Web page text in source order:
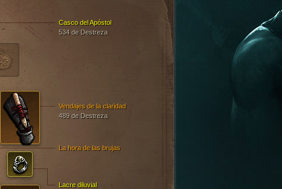
Casco del Apóstol
534 de Destreza
Vendajes de la claridad
489 de Destreza
La hora de las brujas
Lacre diluvial